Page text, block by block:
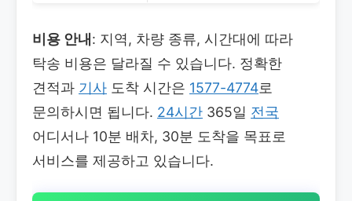
비용 안내 : 지역, 차량 종류, 시간대에 따라
탁송 비용은 달라질 수 있습니다. 정확한
견적과 기사 도착 시간은 1577-4774로
문의하시면 됩니다. 24시간 365일 전국
어디서나 10분 배차, 30분 도착을 목표로
서비스를 제공하고 있습니다.